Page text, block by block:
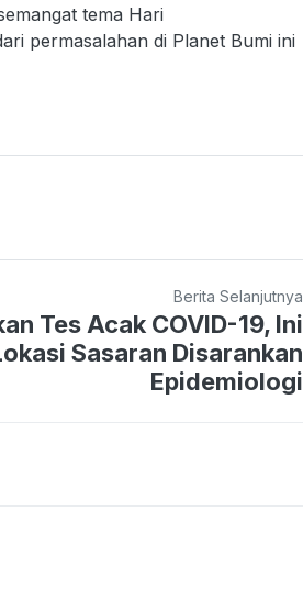
tema Hari
permasalahan di Planet Bumi ini
Berita Selanjutnya
Tes Acak COVID-19, Ini
Sasaran Disarankan
Epidemiologi